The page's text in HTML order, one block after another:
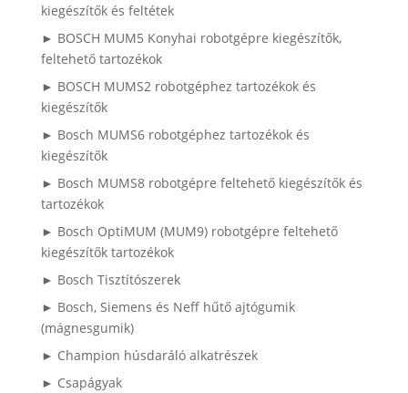
kiegészítők és feltétek
► BOSCH MUM5 Konyhai robotgépre kiegészítők,
feltehető tartozékok
► BOSCH MUMS2 robotgéphez tartozékok és
kiegészítők
► Bosch MUMS6 robotgéphez tartozékok és
kiegészítők
► Bosch MUMS8 robotgépre feltehető kiegészítők és
tartozékok
► Bosch OptiMUM (MUM9) robotgépre feltehető
kiegészítők tartozékok
► Bosch Tisztítószerek
► Bosch, Siemens és Neff hűtő ajtógumik
(mágnesgumik)
► Champion húsdaráló alkatrészek
► Csapágyak